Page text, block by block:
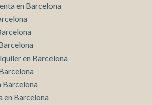
en Barcelona
en Barcelona
Barcelona
en Barcelona